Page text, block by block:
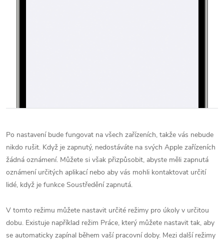
Po nastavení bude fungovat na všech zařízeních, takže vás nebude
nikdo rušit. Když je zapnutý, nedostáváte na svých Apple zařízeních
žádná oznámení. Můžete si však přizpůsobit, abyste měli zapnutá
oznámení určitých aplikací nebo aby vás mohli kontaktovat určití
lidé, když je funkce Soustředění zapnutá.
V tomto režimu můžete nastavit určité režimy pro úkoly v určitou
dobu. Existuje například režim Práce, který můžete nastavit tak, aby
se automaticky zapínal během vaší pracovní doby. Mezi další režimy